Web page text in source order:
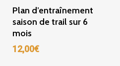
Ajouter Au Panier
Plan d’entraînement
saison de trail sur 6
mois
12,00€